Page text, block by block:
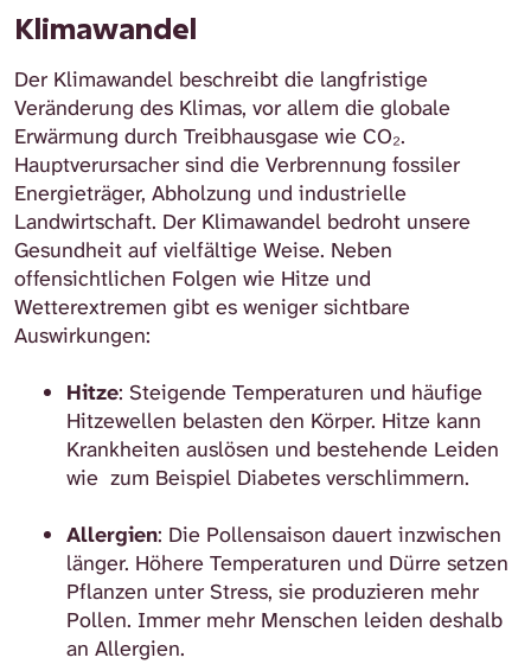
Klimawandel
Der Klimawandel beschreibt die langfristige
Veränderung des Klimas, vor allem die globale
Erwärmung durch Treibhausgase wie CO₂.
Hauptverursacher sind die Verbrennung fossiler
Energieträger, Abholzung und industrielle
Landwirtschaft. Der Klimawandel bedroht unsere
Gesundheit auf vielfältige Weise. Neben
offensichtlichen Folgen wie Hitze und
Wetterextremen gibt es weniger sichtbare
Auswirkungen:
Hitze: Steigende Temperaturen und häufige
Hitzewellen belasten den Körper. Hitze kann
Krankheiten auslösen und bestehende Leiden
wie zum Beispiel Diabetes verschlimmern.
Allergien: Die Pollensaison dauert inzwischen
länger. Höhere Temperaturen und Dürre setzen
Pflanzen unter Stress, sie produzieren mehr
Pollen. Immer mehr Menschen leiden deshalb
an Allergien.